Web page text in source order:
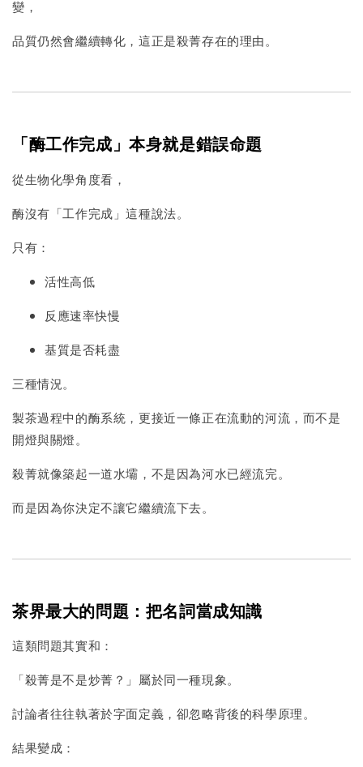
變，
品質仍然會繼續轉化，這正是殺菁存在的理由。
「酶工作完成」本身就是錯誤命題
從生物化學角度看，
酶沒有「工作完成」這種說法。
只有：
活性高低
反應速率快慢
基質是否耗盡
三種情況。
製茶過程中的酶系統，更接近一條正在流動的河流，而不是
開燈與關燈。
殺菁就像築起一道水壩，不是因為河水已經流完。
而是因為你決定不讓它繼續流下去。
茶界最大的問題：把名詞當成知識
這類問題其實和：
「殺菁是不是炒菁？」屬於同一種現象。
討論者往往執著於字面定義，卻忽略背後的科學原理。
結果變成：